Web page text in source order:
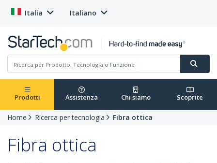
Italia Italiano
Prodotti Assistenza Chi siamo Scoprite
Home Ricerca per tecnologia Fibra ottica
Fibra ottica